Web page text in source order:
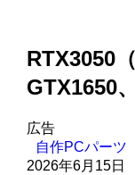
RTX3050
GTX1650
広告
自作PCパーツ
2026年6月15日